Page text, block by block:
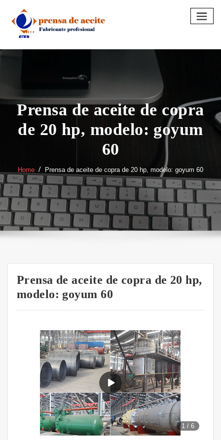
content
Prensa de aceite de copra
de 20 hp, modelo: goyum
60
Home Prensa de aceite de copra de 20 hp, modelo: goyum 60
Prensa de aceite de copra de 20 hp,
modelo: goyum 60
1 /6